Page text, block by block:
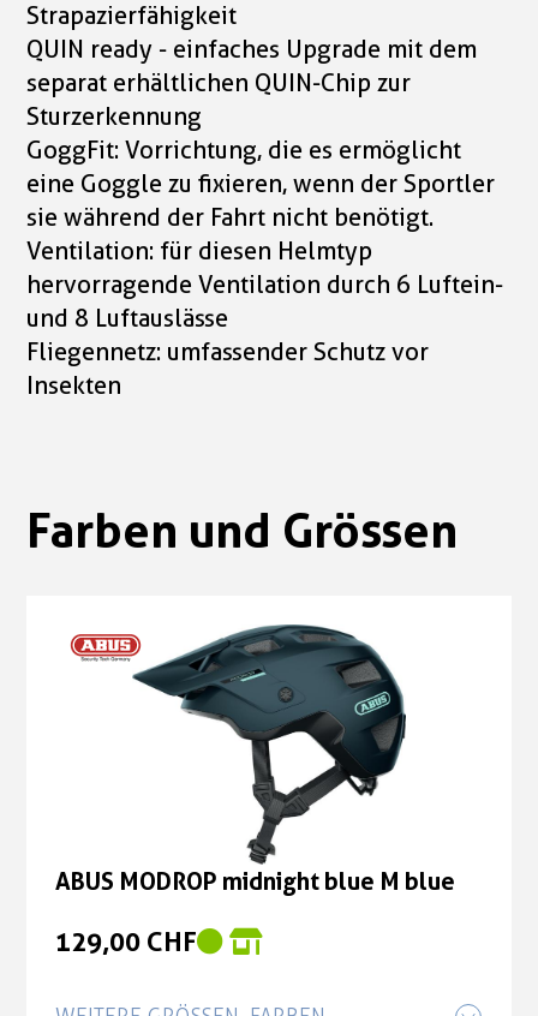
Strapazierfähigkeit
QUIN ready - einfaches Upgrade mit dem
separat erhältlichen QUIN-Chip zur
Sturzerkennung
GoggFit: Vorrichtung, die es ermöglicht
eine Goggle zu fixieren, wenn der Sportler
sie während der Fahrt nicht benötigt.
Ventilation: für diesen Helmtyp
hervorragende Ventilation durch 6 Luftein-
und 8 Luftauslässe
Fliegennetz: umfassender Schutz vor
Insekten
Farben und Grössen
ABUS MODROP midnight blue M blue
129,00 CHF